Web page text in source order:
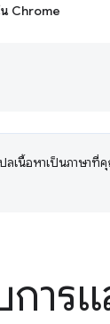
น Chrome
ลเนื้อหาเป็นภาษาที่
าร